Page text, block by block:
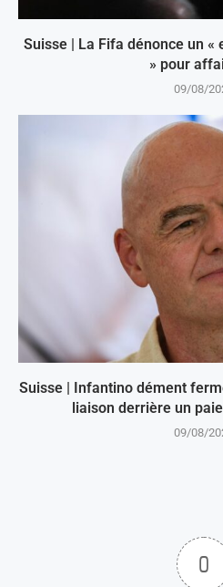
Suisse | La Fifa dénonce un
» pour
09/08/
Suisse | Infantino dément
liaison derrière un
09/08/
0